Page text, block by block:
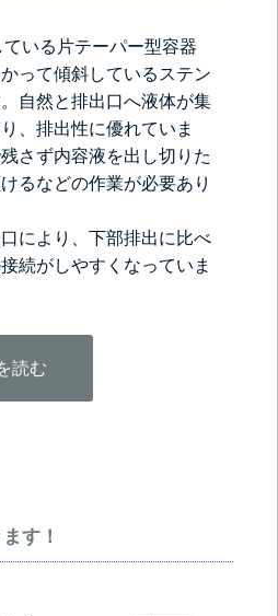
ている片テーパー型容器
って傾斜しているステン
自然と排出口へ液体が集
、排出性に優れていま
さず内容液を出し切りた
るなどの作業が必要あり
により、下部排出に比べ
続がしやすくなっていま
読む
す！